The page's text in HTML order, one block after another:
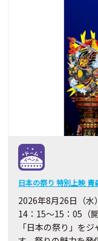
日本の祭り 特別上映 青
2026年8月26日（水）
14：15～15：05（
「日本の祭り」を